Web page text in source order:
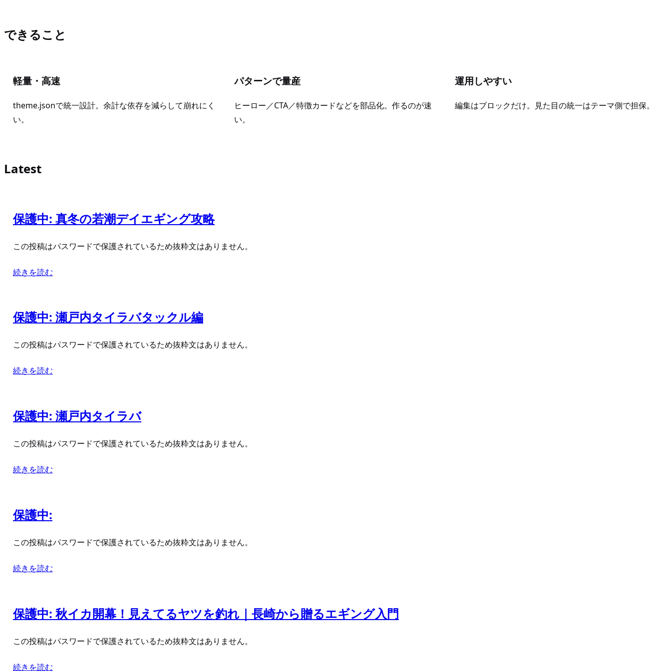
できること
軽量・高速
theme.jsonで統一設計。余計な依存を減らして崩れにく
い。
パターンで量産
ヒーロー／CTA／特徴カードなどを部品化。作るのが速
い。
運用しやすい
編集はブロックだけ。見た目の統一はテーマ側で担保。
Latest
保護中: 真冬の若潮デイエギング攻略
この投稿はパスワードで保護されているため抜粋文はありません。
続きを読む
保護中: 瀬戸内タイラバタックル編
この投稿はパスワードで保護されているため抜粋文はありません。
続きを読む
保護中: 瀬戸内タイラバ
この投稿はパスワードで保護されているため抜粋文はありません。
続きを読む
保護中:
この投稿はパスワードで保護されているため抜粋文はありません。
続きを読む
保護中: 秋イカ開幕！見えてるヤツを釣れ｜長崎から贈るエギング入門
この投稿はパスワードで保護されているため抜粋文はありません。
続きを読む